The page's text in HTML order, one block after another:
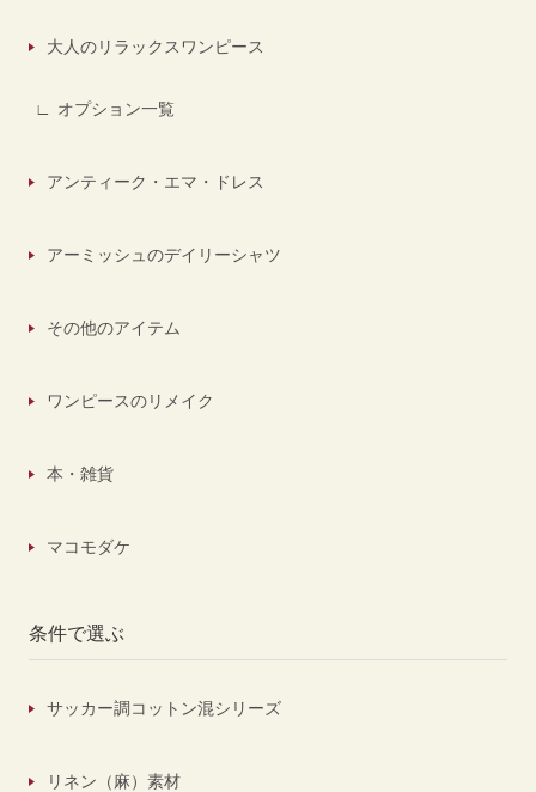
大人のリラックスワンピース
オプション一覧
アンティーク・エマ・ドレス
アーミッシュのデイリーシャツ
その他のアイテム
ワンピースのリメイク
本・雑貨
マコモダケ
条件で選ぶ
サッカー調コットン混シリーズ
リネン（麻）素材